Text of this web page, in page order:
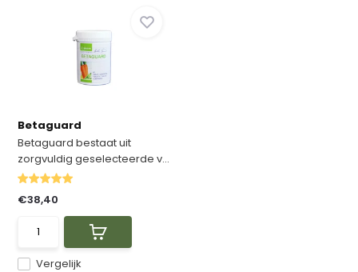
Betaguard
Betaguard bestaat uit
zorgvuldig geselecteerde v...
Vergelijk
€38,40